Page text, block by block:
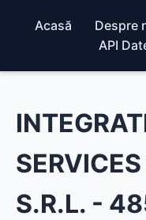
Acasă Despre
API
S.R.L. -